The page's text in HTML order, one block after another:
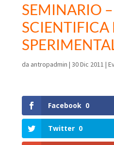
SEMINARIO –
SCIENTIFICA
da antropadmin | 30 Dic 2011 |
Facebook 0
Twitter 0